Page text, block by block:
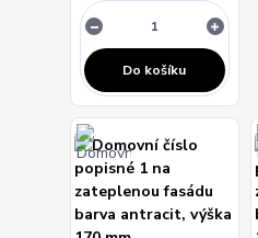
Do košíku